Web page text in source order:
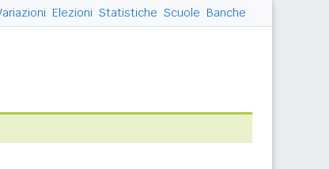
Elezioni Statistiche Scuole Banche